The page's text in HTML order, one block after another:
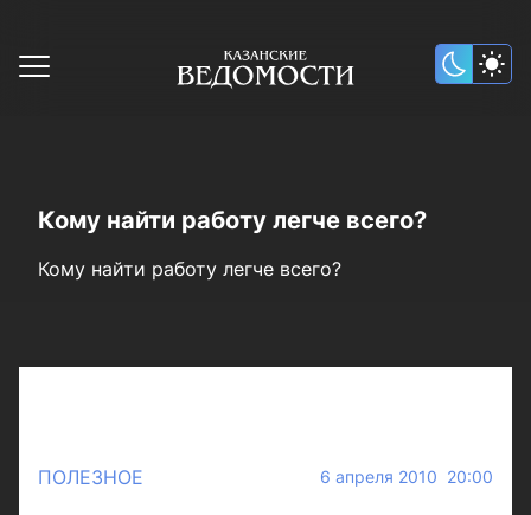
Кому найти работу легче всего?
Кому найти работу легче всего?
ПОЛЕЗНОЕ 6 апреля 2010 20:00